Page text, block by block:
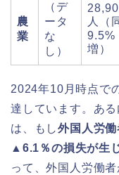
農
業
（デ
ータ
な
し）
人（
9.5%
増）
2024年10月時点で
達しています。あ
は、もし外国人労
▲6.1％の損失が生
って、外国人労働